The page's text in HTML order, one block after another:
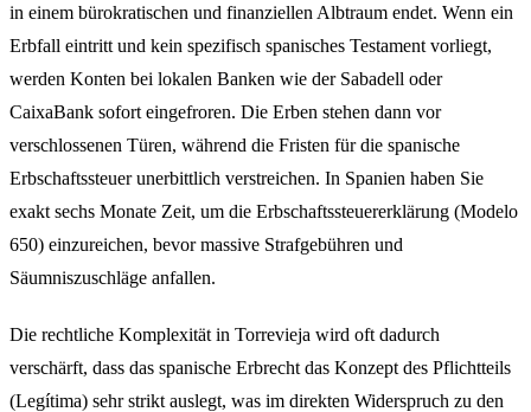
in einem bürokratischen und finanziellen Albtraum endet. Wenn ein
Erbfall eintritt und kein spezifisch spanisches Testament vorliegt,
werden Konten bei lokalen Banken wie der Sabadell oder
CaixaBank sofort eingefroren. Die Erben stehen dann vor
verschlossenen Türen, während die Fristen für die spanische
Erbschaftssteuer unerbittlich verstreichen. In Spanien haben Sie
exakt sechs Monate Zeit, um die Erbschaftssteuererklärung (Modelo
650) einzureichen, bevor massive Strafgebühren und
Säumniszuschläge anfallen.
Die rechtliche Komplexität in Torrevieja wird oft dadurch
verschärft, dass das spanische Erbrecht das Konzept des Pflichtteils
(Legítima) sehr strikt auslegt, was im direkten Widerspruch zu den